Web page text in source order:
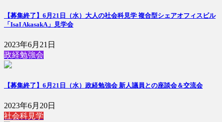
【募集終了】6月21日（水）大人の社会科見学 複合型シェアオフィスビル
「IsaI AkasakA」見学会
2023年6月21日
政経勉強会
【募集終了】6月21日（水）政経勉強会 新人議員との座談会＆交流会
2023年6月20日
社会科見学